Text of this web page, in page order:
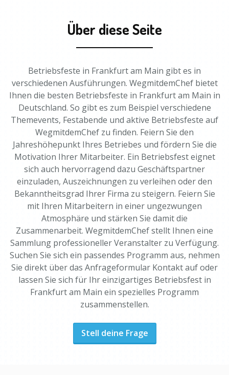
Über diese Seite
Betriebsfeste in Frankfurt am Main gibt es in
verschiedenen Ausführungen. WegmitdemChef bietet
Ihnen die besten Betriebsfeste in Frankfurt am Main in
Deutschland. So gibt es zum Beispiel verschiedene
Themevents, Festabende und aktive Betriebsfeste auf
WegmitdemChef zu finden. Feiern Sie den
Jahreshöhepunkt Ihres Betriebes und fördern Sie die
Motivation Ihrer Mitarbeiter. Ein Betriebsfest eignet
sich auch hervorragend dazu Geschäftspartner
einzuladen, Auszeichnungen zu verleihen oder den
Bekanntheitsgrad Ihrer Firma zu steigern. Feiern Sie
mit Ihren Mitarbeitern in einer ungezwungen
Atmosphäre und stärken Sie damit die
Zusammenarbeit. WegmitdemChef stellt Ihnen eine
Sammlung professioneller Veranstalter zu Verfügung.
Suchen Sie sich ein passendes Programm aus, nehmen
Sie direkt über das Anfrageformular Kontakt auf oder
lassen Sie sich für Ihr einzigartiges Betriebsfest in
Frankfurt am Main ein spezielles Programm
zusammenstellen.
Stell deine Frage